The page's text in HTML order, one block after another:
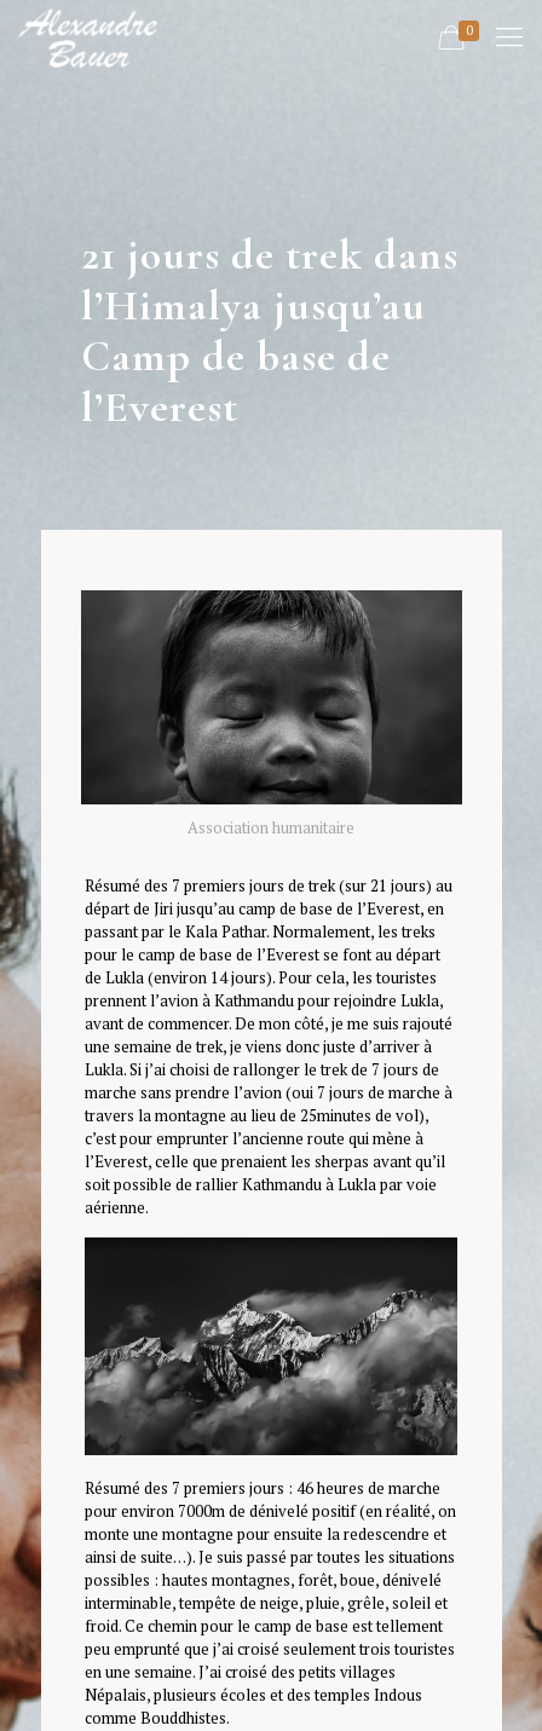
0
21 jours de trek dans
l’Himalya jusqu’au
Camp de base de
l’Everest
Association humanitaire
Résumé des 7 premiers jours de trek (sur 21 jours) au
départ de Jiri jusqu’au camp de base de l’Everest, en
passant par le Kala Pathar. Normalement, les treks
pour le camp de base de l’Everest se font au départ
de Lukla (environ 14 jours). Pour cela, les touristes
prennent l’avion à Kathmandu pour rejoindre Lukla,
avant de commencer. De mon côté, je me suis rajouté
une semaine de trek, je viens donc juste d’arriver à
Lukla. Si j’ai choisi de rallonger le trek de 7 jours de
marche sans prendre l’avion (oui 7 jours de marche à
travers la montagne au lieu de 25minutes de vol),
c’est pour emprunter l’ancienne route qui mène à
l’Everest, celle que prenaient les sherpas avant qu’il
soit possible de rallier Kathmandu à Lukla par voie
aérienne.
Résumé des 7 premiers jours : 46 heures de marche
pour environ 7000m de dénivelé positif (en réalité, on
monte une montagne pour ensuite la redescendre et
ainsi de suite…). Je suis passé par toutes les situations
possibles : hautes montagnes, forêt, boue, dénivelé
interminable, tempête de neige, pluie, grêle, soleil et
froid. Ce chemin pour le camp de base est tellement
peu emprunté que j’ai croisé seulement trois touristes
en une semaine. J’ai croisé des petits villages
Népalais, plusieurs écoles et des temples Indous
comme Bouddhistes.